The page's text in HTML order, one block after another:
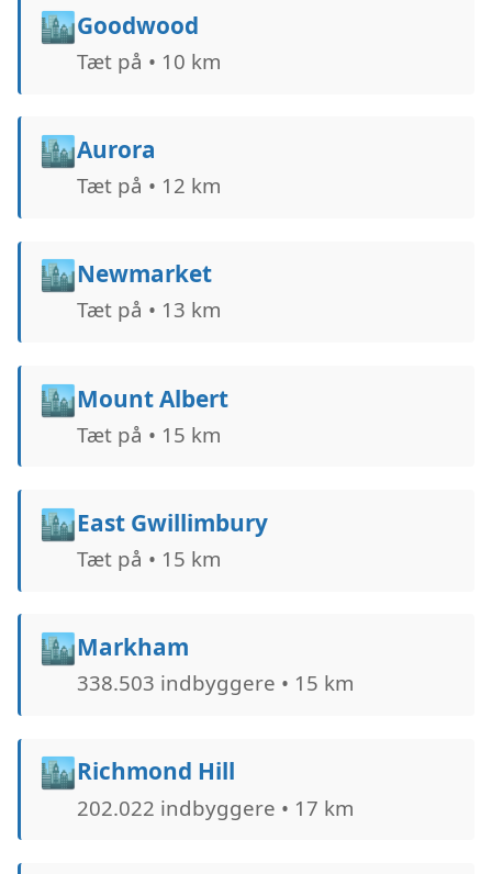
🏙️Goodwood
Tæt på • 10 km
🏙️Aurora
Tæt på • 12 km
🏙️Newmarket
Tæt på • 13 km
🏙️Mount Albert
Tæt på • 15 km
🏙️East Gwillimbury
Tæt på • 15 km
🏙️Markham
338.503 indbyggere • 15 km
🏙️Richmond Hill
202.022 indbyggere • 17 km